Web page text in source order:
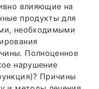
влияющие на
продукты для
необходимыми
Полноценное
нарушение
Причины